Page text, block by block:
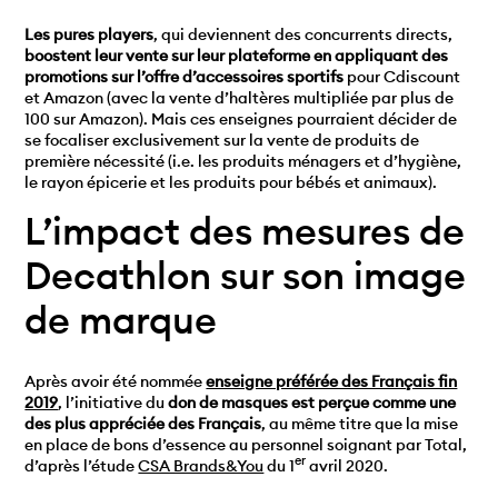
Les pures players, qui deviennent des concurrents directs,
boostent leur vente sur leur plateforme en appliquant des
promotions sur l’offre d’accessoires sportifs pour Cdiscount
et Amazon (avec la vente d’haltères multipliée par plus de
100 sur Amazon). Mais ces enseignes pourraient décider de
se focaliser exclusivement sur la vente de produits de
première nécessité (i.e. les produits ménagers et d’hygiène,
le rayon épicerie et les produits pour bébés et animaux).
L’impact des mesures de
Decathlon sur son image
de marque
Après avoir été nomméeenseigne préférée des Français fin
2019, l’initiative dudon de masques est perçue comme une
des plus appréciée des Français, au même titre que la mise
en place de bons d’essence au personnel soignant par Total,
d’après l’étudeCSA Brands&Youdu 1er avril 2020.